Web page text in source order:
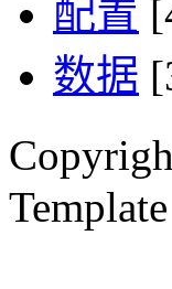
配置
数据